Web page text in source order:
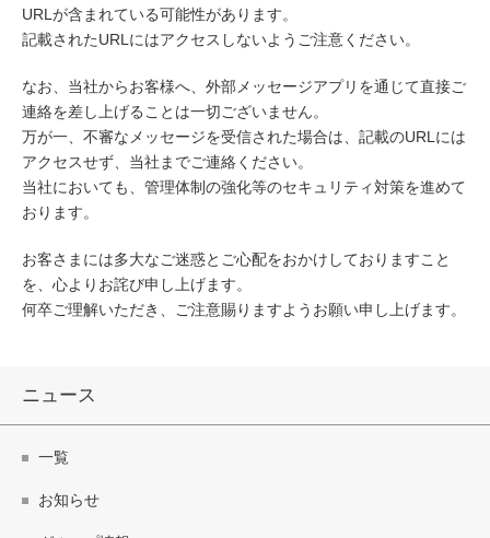
URLが含まれている可能性があります。
記載されたURLにはアクセスしないようご注意ください。
なお、当社からお客様へ、外部メッセージアプリを通じて直接ご
連絡を差し上げることは一切ございません。
万が一、不審なメッセージを受信された場合は、記載のURLには
アクセスせず、当社までご連絡ください。
当社においても、管理体制の強化等のセキュリティ対策を進めて
おります。
お客さまには多大なご迷惑とご心配をおかけしておりますこと
を、心よりお詫び申し上げます。
何卒ご理解いただき、ご注意賜りますようお願い申し上げます。
ニュース
一覧
お知らせ